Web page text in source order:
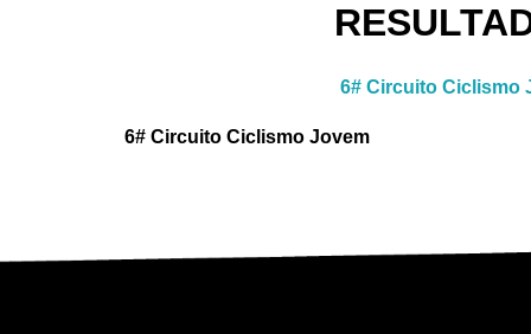
6# Circuito Ciclismo
6# Circuito Ciclismo Jovem